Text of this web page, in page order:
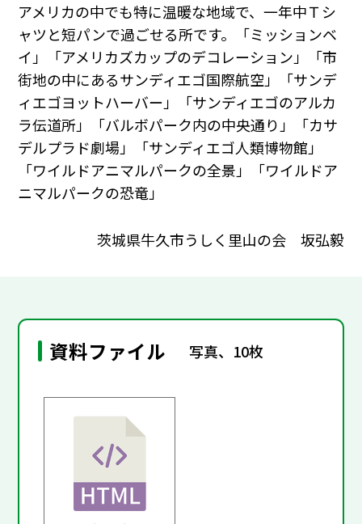
アメリカの中でも特に温暖な地域で、一年中Ｔシ
ャツと短パンで過ごせる所です。「ミッションベ
イ」「アメリカズカップのデコレーション」「市
街地の中にあるサンディエゴ国際航空」「サンデ
ィエゴヨットハーバー」「サンディエゴのアルカ
ラ伝道所」「バルボパーク内の中央通り」「カサ
デルプラド劇場」「サンディエゴ人類博物館」
「ワイルドアニマルパークの全景」「ワイルドア
ニマルパークの恐竜」
茨城県牛久市うしく里山の会 坂弘毅
資料ファイル 写真、10枚